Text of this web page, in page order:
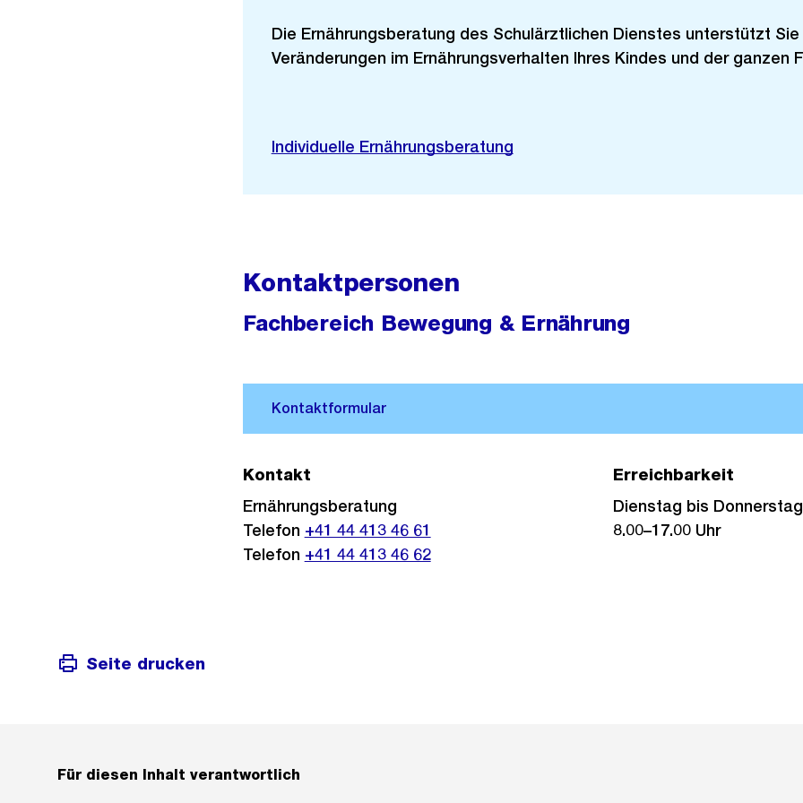
Die Ernährungsberatung des Schulärztlichen Dienstes unterstützt Sie
Veränderungen im Ernährungsverhalten Ihres Kindes und der ganzen
Individuelle Ernährungsberatung
Kontaktpersonen
Fachbereich Bewegung & Ernährung
Kontakt
Ernährungsberatung
Telefon +41 44 413 46 61
Telefon +41 44 413 46 62
Erreichbarkeit
Dienstag bis Donnerstag
8.00–17.00 Uhr
Seite drucken
Für diesen Inhalt verantwortlich